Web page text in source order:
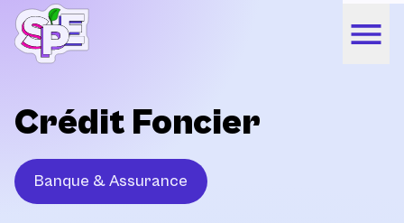
Crédit Foncier
Banque & Assurance